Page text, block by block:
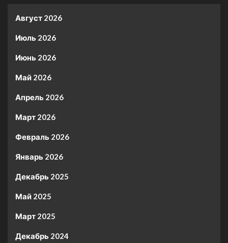
Август 2026
Июль 2026
Июнь 2026
Май 2026
Апрель 2026
Март 2026
Февраль 2026
Январь 2026
Декабрь 2025
Май 2025
Март 2025
Декабрь 2024